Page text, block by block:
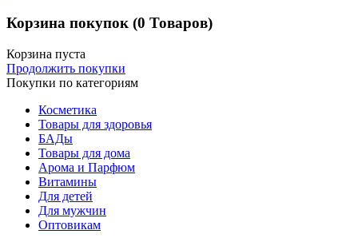
Корзина покупок (0 Товаров)
Корзина пуста
Продолжить покупки
Покупки по категориям
Косметика
Товары для здоровья
БАДы
Товары для дома
Арома и Парфюм
Витамины
Для детей
Для мужчин
Оптовикам